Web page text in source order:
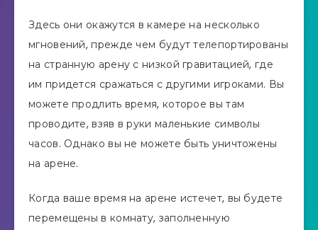
Здесь они окажутся в камере на несколько
мгновений, прежде чем будут телепортированы
на странную арену с низкой гравитацией, где
им придется сражаться с другими игроками. Вы
можете продлить время, которое вы там
проводите, взяв в руки маленькие символы
часов. Однако вы не можете быть уничтожены
на арене.
Когда ваше время на арене истечет, вы будете
перемещены в комнату, заполненную